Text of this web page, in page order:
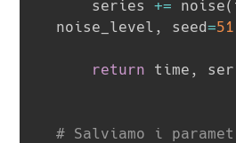
    series
+= noise(
noise_level , seed=51
return time ,
# Salviamo i